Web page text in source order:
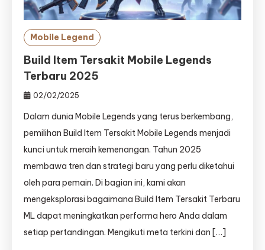
Mobile Legend
Build Item Tersakit Mobile Legends
Terbaru 2025
02/02/2025
Dalam dunia Mobile Legends yang terus berkembang,
pemilihan Build Item Tersakit Mobile Legends menjadi
kunci untuk meraih kemenangan. Tahun 2025
membawa tren dan strategi baru yang perlu diketahui
oleh para pemain. Di bagian ini, kami akan
mengeksplorasi bagaimana Build Item Tersakit Terbaru
ML dapat meningkatkan performa hero Anda dalam
setiap pertandingan. Mengikuti meta terkini dan […]